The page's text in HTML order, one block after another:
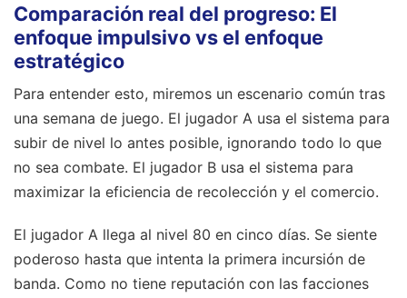
Comparación real del progreso: El
enfoque impulsivo vs el enfoque
estratégico
Para entender esto, miremos un escenario común tras
una semana de juego. El jugador A usa el sistema para
subir de nivel lo antes posible, ignorando todo lo que
no sea combate. El jugador B usa el sistema para
maximizar la eficiencia de recolección y el comercio.
El jugador A llega al nivel 80 en cinco días. Se siente
poderoso hasta que intenta la primera incursión de
banda. Como no tiene reputación con las facciones